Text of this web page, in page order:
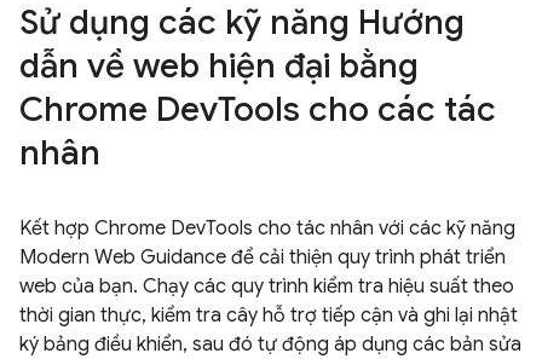
Sử dụng các kỹ năng Hướng
dẫn về web hiện đại bằng
Chrome DevTools cho các tác
nhân
Kết hợp Chrome DevTools cho tác nhân với các kỹ năng
Modern Web Guidance để cải thiện quy trình phát triển
web của bạn. Chạy các quy trình kiểm tra hiệu suất theo
thời gian thực, kiểm tra cây hỗ trợ tiếp cận và ghi lại nhật
ký bảng điều khiển, sau đó tự động áp dụng các bản sửa